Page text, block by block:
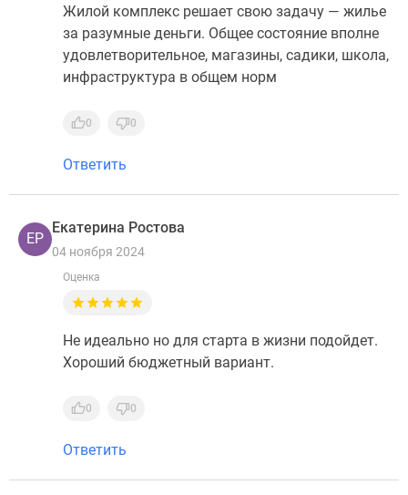
Жилой комплекс решает свою задачу — жилье
за разумные деньги. Общее состояние вполне
удовлетворительное, магазины, садики, школа,
инфраструктура в общем норм
0 0
Ответить
ЕР
Екатерина Ростова
04 ноября 2024
Оценка
Не идеально но для старта в жизни подойдет.
Хороший бюджетный вариант.
0 0
Ответить